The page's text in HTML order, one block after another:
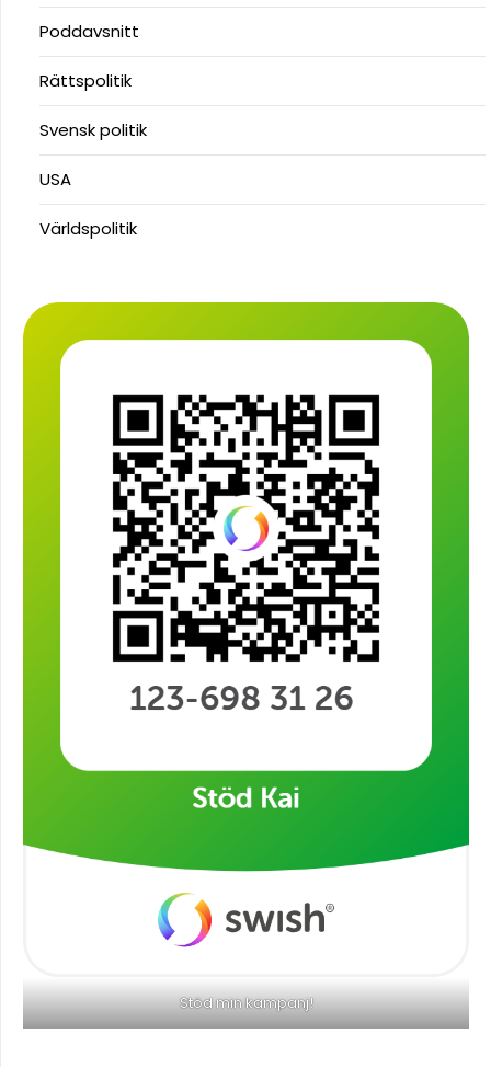
Poddavsnitt
Rättspolitik
Svensk politik
USA
Världspolitik
Stöd min kampanj!